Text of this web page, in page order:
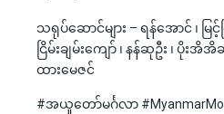
သရုပ်ဆောင်များ – ရန်အောင် ၊ မြ
ငြိမ်းချမ်းကျော် ၊ နန်ဆုဦး ၊ ပို
ထားမေဇင်
#အယူတော်မင်္ဂလာ